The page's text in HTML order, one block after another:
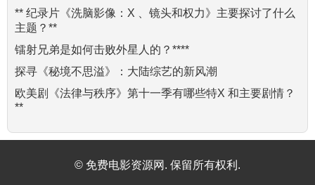
** 纪录片《洗脑影像：X 、镜头和权力》主要探讨了什么
主题？**
镭射兄弟是如何击败外星人的？****
探寻《秘境不思溢》：大陆综艺的新风潮
欧美剧《法律与秩序》第十一季有哪些特X 和主要剧情？
**
© 免费电影资源网. 保留所有权利.